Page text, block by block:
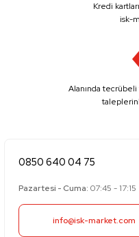
Kredi
isk-
Alanında
0850 640 04 75
Pazartesi - Cuma: 07:45 - 17:15
info@isk-market.com